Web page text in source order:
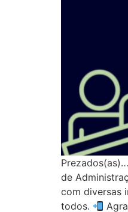
Prezados(as)…
de
com diversas
todos.